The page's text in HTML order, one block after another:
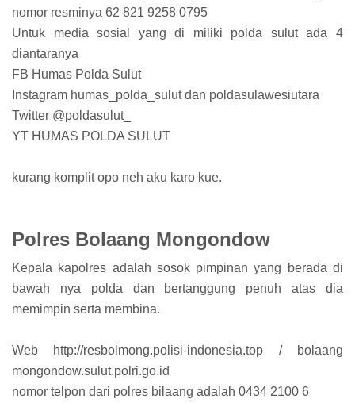
nomor resminya 62 821 9258 0795
Untuk media sosial yang di miliki polda sulut ada 4
diantaranya
FB Humas Polda Sulut
Instagram humas_polda_sulut dan poldasulawesiutara
Twitter @poldasulut_
YT HUMAS POLDA SULUT
kurang komplit opo neh aku karo kue.
Polres Bolaang Mongondow
Kepala kapolres adalah sosok pimpinan yang berada di
bawah nya polda dan bertanggung penuh atas dia
memimpin serta membina.
Web http://resbolmong.polisi-indonesia.top / bolaang
mongondow.sulut.polri.go.id
nomor telpon dari polres bilaang adalah 0434 2100 6